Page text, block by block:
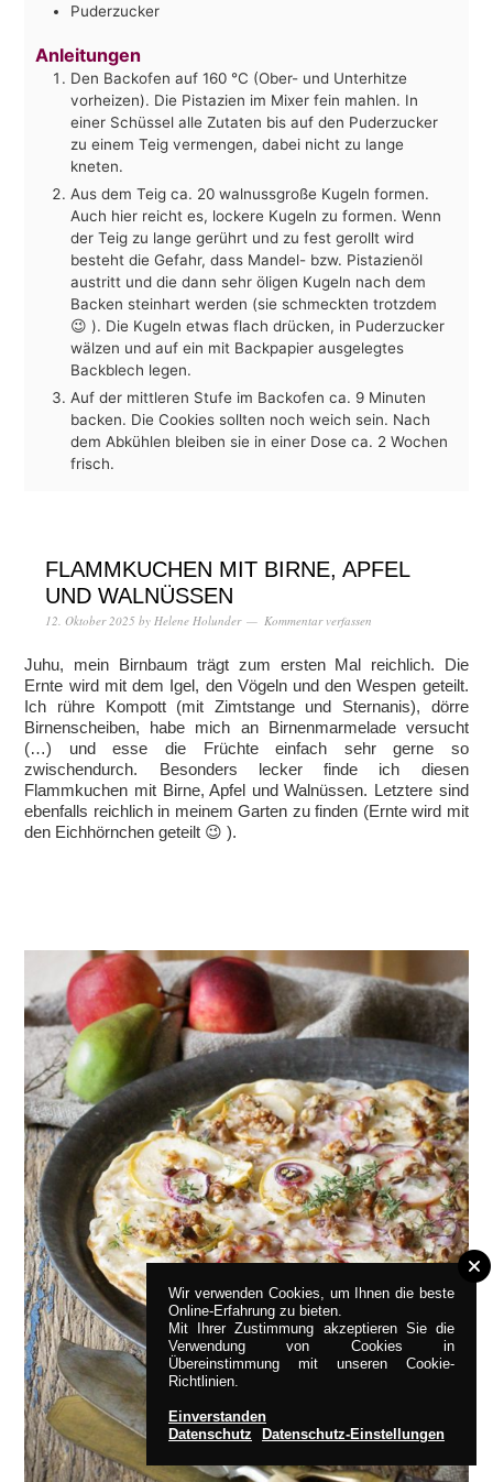
Puderzucker
Anleitungen
Den Backofen auf 160 °C (Ober- und Unterhitze
vorheizen). Die Pistazien im Mixer fein mahlen. In
einer Schüssel alle Zutaten bis auf den Puderzucker
zu einem Teig vermengen, dabei nicht zu lange
kneten.
Aus dem Teig ca. 20 walnussgroße Kugeln formen.
Auch hier reicht es, lockere Kugeln zu formen. Wenn
der Teig zu lange gerührt und zu fest gerollt wird
besteht die Gefahr, dass Mandel- bzw. Pistazienöl
austritt und die dann sehr öligen Kugeln nach dem
Backen steinhart werden (sie schmeckten trotzdem
😉 ). Die Kugeln etwas flach drücken, in Puderzucker
wälzen und auf ein mit Backpapier ausgelegtes
Backblech legen.
Auf der mittleren Stufe im Backofen ca. 9 Minuten
backen. Die Cookies sollten noch weich sein. Nach
dem Abkühlen bleiben sie in einer Dose ca. 2 Wochen
frisch.
FLAMMKUCHEN MIT BIRNE, APFEL
UND WALNÜSSEN
12. Oktober 2025 by Helene Holunder Kommentar verfassen
Juhu, mein Birnbaum trägt zum ersten Mal reichlich. Die
Ernte wird mit dem Igel, den Vögeln und den Wespen geteilt.
Ich rühre Kompott (mit Zimtstange und Sternanis), dörre
Birnenscheiben, habe mich an Birnenmarmelade versucht
(…) und esse die Früchte einfach sehr gerne so
zwischendurch. Besonders lecker finde ich diesen
Flammkuchen mit Birne, Apfel und Walnüssen. Letztere sind
ebenfalls reichlich in meinem Garten zu finden (Ernte wird mit
den Eichhörnchen geteilt 😉 ).
Wir verwenden Cookies, um Ihnen die beste
Online-Erfahrung zu bieten.
Mit Ihrer Zustimmung akzeptieren Sie die
Verwendung von Cookies in
Übereinstimmung mit unseren Cookie-
Richtlinien.
Einverstanden
Datenschutz
Datenschutz-Einstellungen